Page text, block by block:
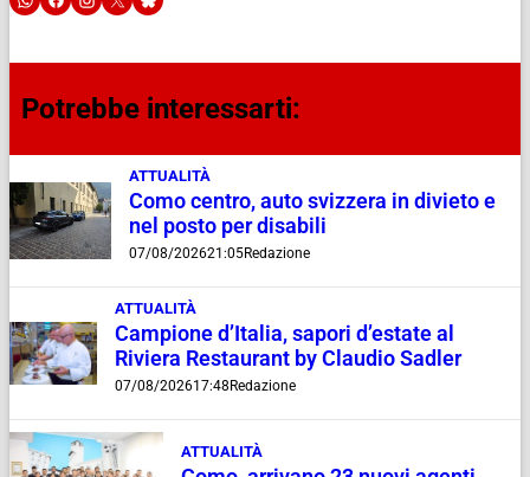
Potrebbe interessarti:
ATTUALITÀ
Como centro, auto svizzera in divieto e
nel posto per disabili
07/08/202621:05Redazione
ATTUALITÀ
Campione d’Italia, sapori d’estate al
Riviera Restaurant by Claudio Sadler
07/08/202617:48 Redazione
ATTUALITÀ